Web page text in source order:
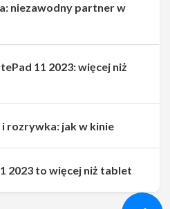
Udostępnij
niezawodny partner w
11 2023: więcej niż
rozrywka: jak w kinie
2023 to więcej niż tablet